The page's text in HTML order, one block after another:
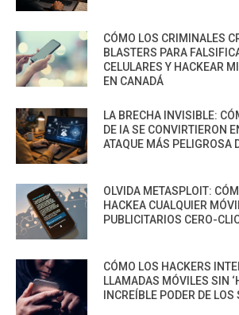
CÓMO LOS CRIMINALES
BLASTERS PARA
CELULARES Y HACKEAR
EN CANADÁ
LA BRECHA INVISIBLE:
DE IA SE CONVIRTIERON
ATAQUE MÁS PELIGROSA
OLVIDA METASPLOIT:
HACKEA CUALQUIER
PUBLICITARIOS CERO-
CÓMO LOS HACKERS
LLAMADAS MÓVILES SIN
INCREÍBLE PODER DE